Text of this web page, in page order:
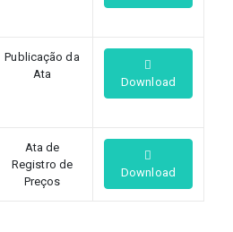
Publicação da
Ata
Download
Ata de
Registro de
Preços
Download